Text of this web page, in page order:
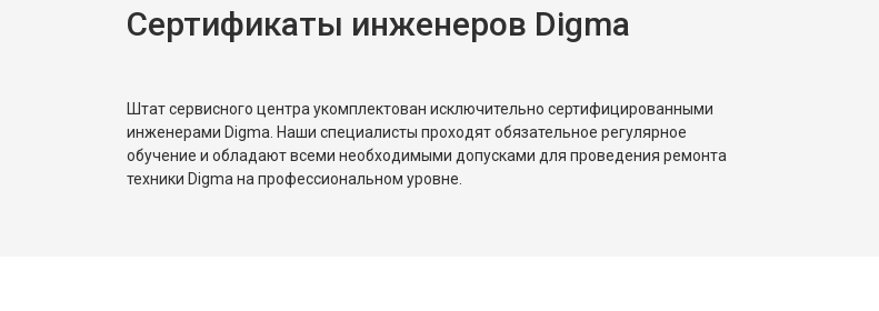
Сертификаты инженеров Digma
Штат сервисного центра укомплектован исключительно сертифицированными
инженерами Digma. Наши специалисты проходят обязательное регулярное
обучение и обладают всеми необходимыми допусками для проведения ремонта
техники Digma на профессиональном уровне.